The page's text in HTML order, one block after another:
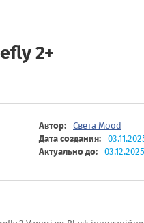
2+
Автор:
Света Mood
Дата создания:
Актуально до: 03.12.2025